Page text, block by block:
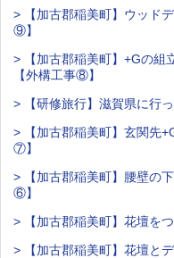
> 【加古郡稲美町】ウッド
⑨】
> 【加古郡稲美町】+Gの組
【外構工事⑧】
> 【研修旅行】滋賀県に行
> 【加古郡稲美町】玄関先
⑦】
> 【加古郡稲美町】腰壁の
⑥】
> 【加古郡稲美町】花壇を
> 【加古郡稲美町】花壇と